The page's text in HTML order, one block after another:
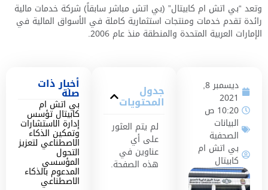
ديسمبر 8,
2021
10:20 ص
البيانات
الصحفية
بي اتش ام
كابيتال
جدول
المحتويات
لم يتم العثور
على أي
عناوين في
هذه الصفحة.
أخبار ذات
صلة
بي اتش ام
كابيتال تؤسس
إدارة الاستشارات
وتمكين الذكاء
الاصطناعي لتعزيز
التحول
المؤسسي
المدعوم بالذكاء
الاصطناعي
وتعد “بي اتش ام كابيتال” (بي اتش مباشر سابقاً) شركة خدمات مالية
رائدة تقدم خدمات ومنتجات استثمارية كاملة في الأسواق المالية في
الإمارات العربية المتحدة والمنطقة منذ عام 2006.